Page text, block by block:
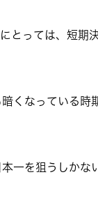
とっては、短期
くなっている時
一を狙うしかな